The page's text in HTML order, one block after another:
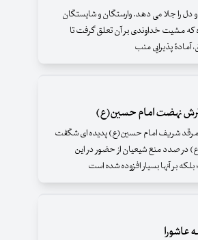
را جلا می دهد. وارستگان و شایستگان
که مشیت خداوندی بر آن تعلق گرفت تا
آمادۀ پذیرایی منب
نهضت امام حسین(ع)
مرقد شریف امام حسین(ع) پدیده ای شگفت
در صدد منع شیعیان از حضور در این
بلکه بر آنها بسیار افزوده شده است
عاشورا